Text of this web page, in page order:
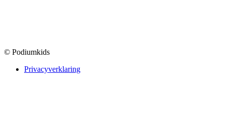
© Podiumkids
Privacyverklaring